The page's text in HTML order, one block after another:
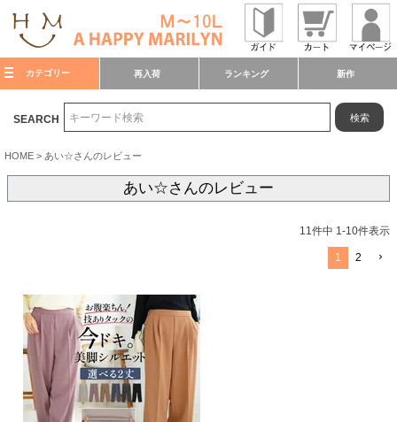
カテゴリー 再入荷 ランキング 新作
SEARCH 検索
HOME あい☆さんのレビュー
あい☆さんのレビュー
11件中 1-10件表示
1 2